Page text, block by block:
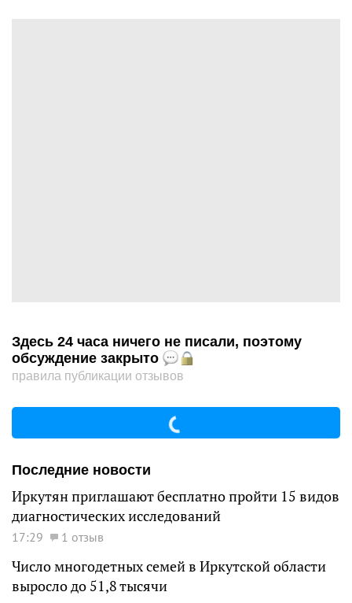
Здесь 24 часа ничего не писали, поэтому
обсуждение закрыто
правила публикации отзывов
Последние новости
Иркутян приглашают бесплатно пройти 15 видов
диагностических исследований
17:29 1 отзыв
Число многодетных семей в Иркутской области
выросло до 51,8 тысячи